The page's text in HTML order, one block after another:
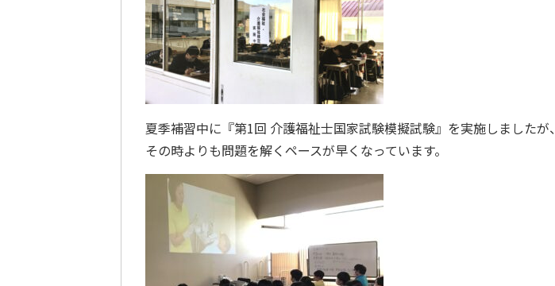
夏季補習中に『第1回 介護福祉士国家試験模擬試験』を実施しましたが、
その時よりも問題を解くペースが早くなっています。